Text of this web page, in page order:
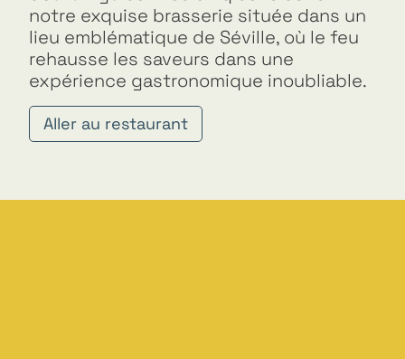
notre exquise brasserie située dans un
lieu emblématique de Séville, où le feu
rehausse les saveurs dans une
expérience gastronomique inoubliable.
Aller au restaurant